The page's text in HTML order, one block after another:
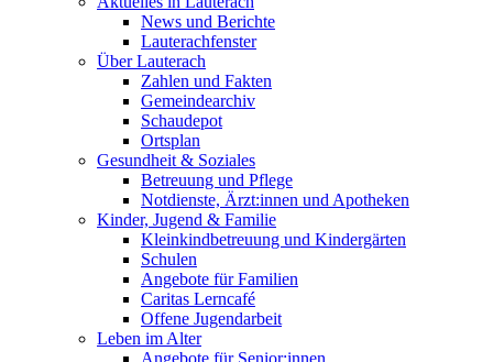
News und Berichte
Lauterachfenster
Über Lauterach
Zahlen und Fakten
Gemeindearchiv
Schaudepot
Ortsplan
Gesundheit & Soziales
Betreuung und Pflege
Notdienste, Ärzt:innen und Apotheken
Kinder, Jugend & Familie
Kleinkindbetreuung und Kindergärten
Schulen
Angebote für Familien
Caritas Lerncafé
Offene Jugendarbeit
Leben im Alter
Angebote für Senior:innen